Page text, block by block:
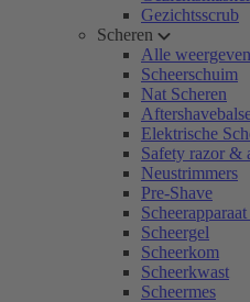
Gezichtsscrub
Scheren
Alle weergeven
Scheerschuim
Nat Scheren
Elektrische
Safety razor &
Neustrimmers
Pre-Shave
Scheergel
Scheerkom
Scheerkwast
Scheermes